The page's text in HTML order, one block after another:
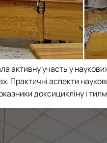
активну участь у
Практичні аспекти
доксицикліну і